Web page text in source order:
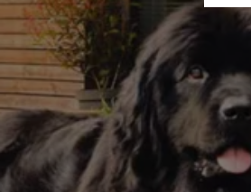
E-Auto-Förderung
Software und Konnektivität
Die ID. Software 6
ID. Software
Digitale Extras
Schnittstellen zu
Hybridautos
Marke und Erlebnis
Volkswagen R und R
R-Modelle
R Experience
Driving Experience